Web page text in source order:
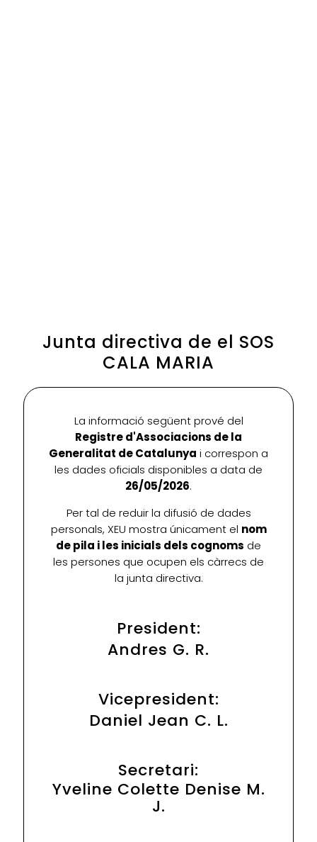
Junta directiva de el SOS
CALA MARIA
La informació següent prové del
Registre d'Associacions de la
Generalitat de Catalunya i correspon a
les dades oficials disponibles a data de
26/05/2026.
Per tal de reduir la difusió de dades
personals, XEU mostra únicament el nom
de pila i les inicials dels cognoms de
les persones que ocupen els càrrecs de
la junta directiva.
President:
Andres G. R.
Vicepresident:
Daniel Jean C. L.
Secretari:
Yveline Colette Denise M.
J.